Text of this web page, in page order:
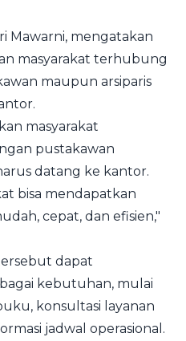
Mawarni, mengatakan
masyarakat terhubung
maupun arsiparis
masyarakat
pustakawan
datang ke kantor.
bisa mendapatkan
cepat, dan efisien,"
dapat
kebutuhan, mulai
konsultasi layanan
jadwal operasional.